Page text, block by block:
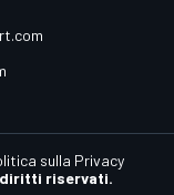
riservati.
sulla Privacy